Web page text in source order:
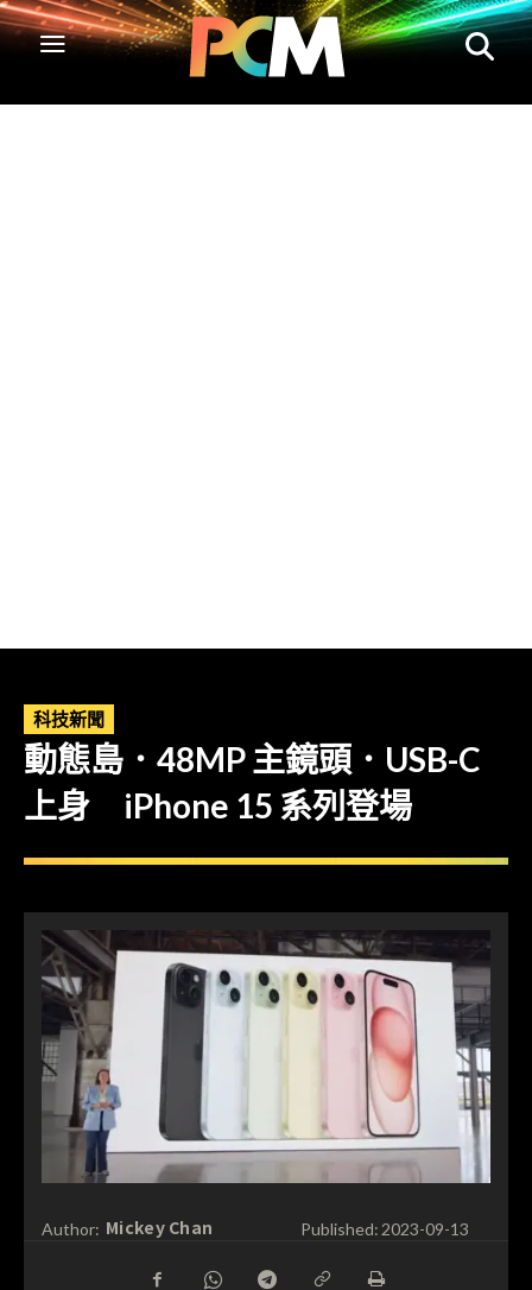
科技新聞
動態島．48MP 主鏡頭．USB-C
上身 iPhone 15 系列登場
Author: Mickey Chan Published: 2023-09-13